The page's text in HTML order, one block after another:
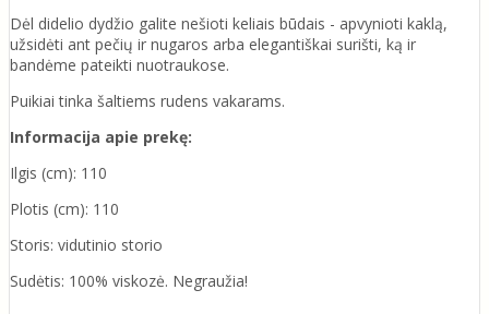
Dėl didelio dydžio galite nešioti keliais būdais - apvynioti kaklą,
užsidėti ant pečių ir nugaros arba elegantiškai surišti, ką ir
bandėme pateikti nuotraukose.
Puikiai tinka šaltiems rudens vakarams.
Informacija apie prekę:
Ilgis (cm): 110
Plotis (cm): 110
Storis: vidutinio storio
Sudėtis: 100% viskozė. Negraužia!